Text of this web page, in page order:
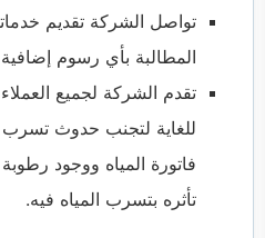
تواصل الشركة تقديم
المطالبة بأي رسوم
تقدم الشركة لجميع
للغاية لتجنب حدوث
فاتورة المياه ووجود
تأثره بتسرب المياه فيه.